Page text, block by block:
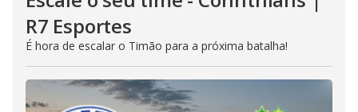
R7 Esportes
É hora de escalar o Timão para a próxima batalha!